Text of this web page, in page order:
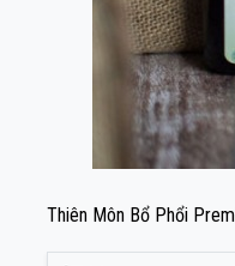
Thiên Môn Bổ Phổi